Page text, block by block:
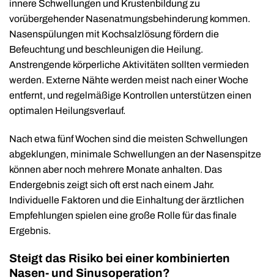
innere Schwellungen und Krustenbildung zu
vorübergehender Nasenatmungsbehinderung kommen.
Nasenspülungen mit Kochsalzlösung fördern die
Befeuchtung und beschleunigen die Heilung.
Anstrengende körperliche Aktivitäten sollten vermieden
werden. Externe Nähte werden meist nach einer Woche
entfernt, und regelmäßige Kontrollen unterstützen einen
optimalen Heilungsverlauf.
Nach etwa fünf Wochen sind die meisten Schwellungen
abgeklungen, minimale Schwellungen an der Nasenspitze
können aber noch mehrere Monate anhalten. Das
Endergebnis zeigt sich oft erst nach einem Jahr.
Individuelle Faktoren und die Einhaltung der ärztlichen
Empfehlungen spielen eine große Rolle für das finale
Ergebnis.
Steigt das Risiko bei einer kombinierten
Nasen- und Sinusoperation?